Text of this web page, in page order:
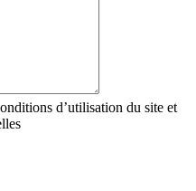
d’utilisation du site et